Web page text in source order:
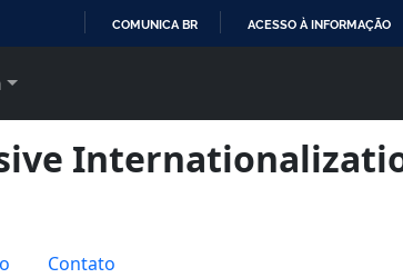
COMUNICA BR ACESSO À INFORMAÇÃO
Contato